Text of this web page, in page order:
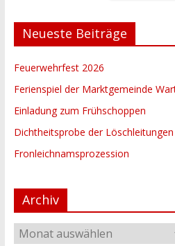
Neueste Beiträge
Feuerwehrfest 2026
Ferienspiel der Marktgemeinde
Einladung zum Frühschoppen
Dichtheitsprobe der Löschleitungen
Fronleichnamsprozession
Archiv
Archiv